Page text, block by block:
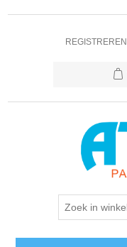
REGISTREREN